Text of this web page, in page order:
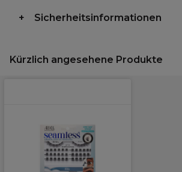
Sicherheitsinformationen
Kürzlich angesehene Produkte